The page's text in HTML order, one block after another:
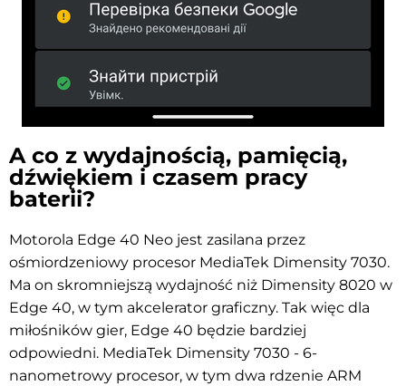
A co z wydajnością, pamięcią,
dźwiękiem i czasem pracy
baterii?
Motorola Edge 40 Neo jest zasilana przez
ośmiordzeniowy procesor MediaTek Dimensity 7030.
Ma on skromniejszą wydajność niż Dimensity 8020 w
Edge 40, w tym akcelerator graficzny. Tak więc dla
miłośników gier, Edge 40 będzie bardziej
odpowiedni. MediaTek Dimensity 7030 - 6-
nanometrowy procesor, w tym dwa rdzenie ARM